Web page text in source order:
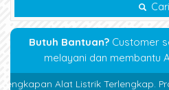
Cari
Butuh Bantuan? Customer
melayani dan membantu
Alat Listrik Terlengkap.